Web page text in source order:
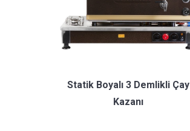
Statik Boyalı 3 Demlikli Çay
Kazanı